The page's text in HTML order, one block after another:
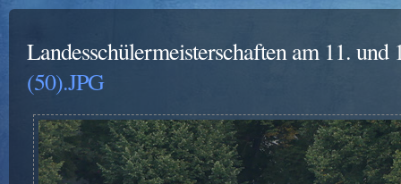
Landesschülermeisterschaften am 11. und
(50).JPG